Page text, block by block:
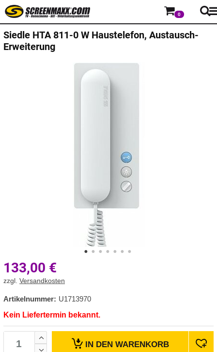
0
Siedle HTA 811-0 W Haustelefon, Austausch-
Erweiterung
133,00 €
zzgl. Versandkosten
Artikelnummer: U1713970
Kein Liefertermin bekannt.
IN DEN WARENKORB